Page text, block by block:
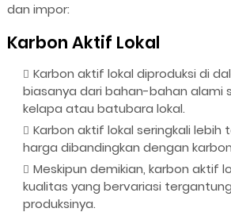
dan impor:
Karbon Aktif Lokal
Karbon aktif lokal diproduksi di
biasanya dari bahan-bahan alami
kelapa atau batubara lokal.
Karbon aktif lokal seringkali lebih
harga dibandingkan dengan
Meskipun demikian, karbon aktif
kualitas yang bervariasi
produksinya.